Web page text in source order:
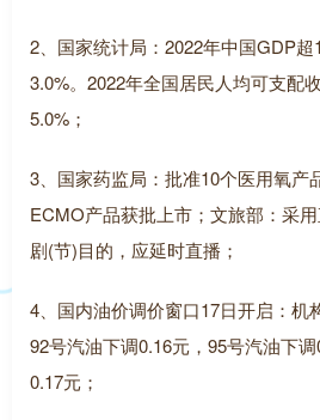
2、国家统计局：2022年中国GDP
3.0%。2022年全国居民人均可支配
5.0%；
3、国家药监局：批准10个医用氧产
ECMO产品获批上市；文旅部：采
剧(节)目的，应延时直播；
4、国内油价调价窗口17日开启：机
92号汽油下调0.16元，95号汽油下
0.17元；